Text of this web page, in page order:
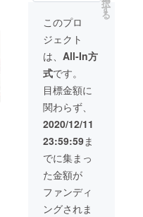
常参加
枠は限
りがご
ざいま
すが、
3000円
以上の
ご支援
をいた
だいた
方には
特別枠
をご用
意して
おり、
必ずご
参加い
ただけ
ます！
択
す
る
このプロ
ジェクト
は、 All-In方
式です。
目標金額に
関わらず、
2020/12/11
23:59:59ま
でに集まっ
た金額が
ファンディ
ングされま